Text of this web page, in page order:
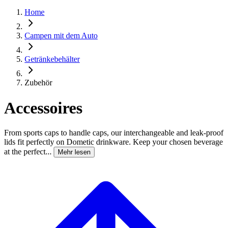
Home
Campen mit dem Auto
Getränkebehälter
Zubehör
Accessoires
From sports caps to handle caps, our interchangeable and leak-proof
lids fit perfectly on Dometic drinkware. Keep your chosen beverage
at the perfect...
Mehr lesen